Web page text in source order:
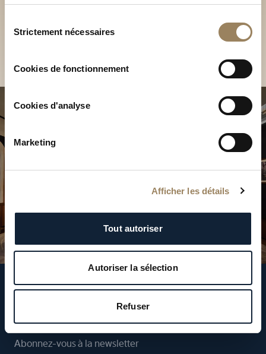
duStrictement nécessaires
Cookies de fonctionnement
Cookies d'analyse
Marketing
Afficher les détails
Tout autoriser
Autoriser la sélection
Refuser
en Boutique
Suivez-nous
Abonnez-vous à la newsletter